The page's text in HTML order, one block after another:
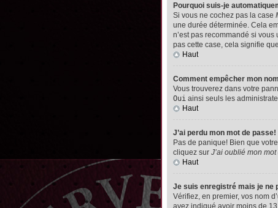
Pourquoi suis-je
Si vous ne cochez pas la case
une durée déterminée. Cela
n’est pas recommandé si
pas cette case, cela signifie
Haut
Comment empêcher mon
Vous trouverez dans votre
Oui ainsi seuls les
Haut
J’ai perdu mon mot de passe!
Pas de panique! Bien que
cliquez sur J’ai oublié mon
Haut
Je suis enregistré mais je ne
Vérifiez, en premier, vos nom
avez indiqué avoir moins de